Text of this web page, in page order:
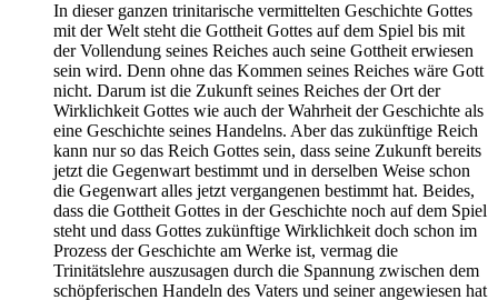
In dieser ganzen trinitarische vermittelten Geschichte Gottes
mit der Welt steht die Gottheit Gottes auf dem Spiel bis mit
der Vollendung seines Reiches auch seine Gottheit erwiesen
sein wird. Denn ohne das Kommen seines Reiches wäre Gott
nicht. Darum ist die Zukunft seines Reiches der Ort der
Wirklichkeit Gottes wie auch der Wahrheit der Geschichte als
eine Geschichte seines Handelns. Aber das zukünftige Reich
kann nur so das Reich Gottes sein, dass seine Zukunft bereits
jetzt die Gegenwart bestimmt und in derselben Weise schon
die Gegenwart alles jetzt vergangenen bestimmt hat. Beides,
dass die Gottheit Gottes in der Geschichte noch auf dem Spiel
steht und dass Gottes zukünftige Wirklichkeit doch schon im
Prozess der Geschichte am Werke ist, vermag die
Trinitätslehre auszusagen durch die Spannung zwischen dem
schöpferischen Handeln des Vaters und seiner angewiesen hat